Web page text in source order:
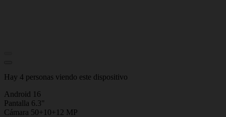
Hay 4 personas viendo este dispositivo
Android 16
Pantalla 6.3"
Cámara 50+10+12 MP